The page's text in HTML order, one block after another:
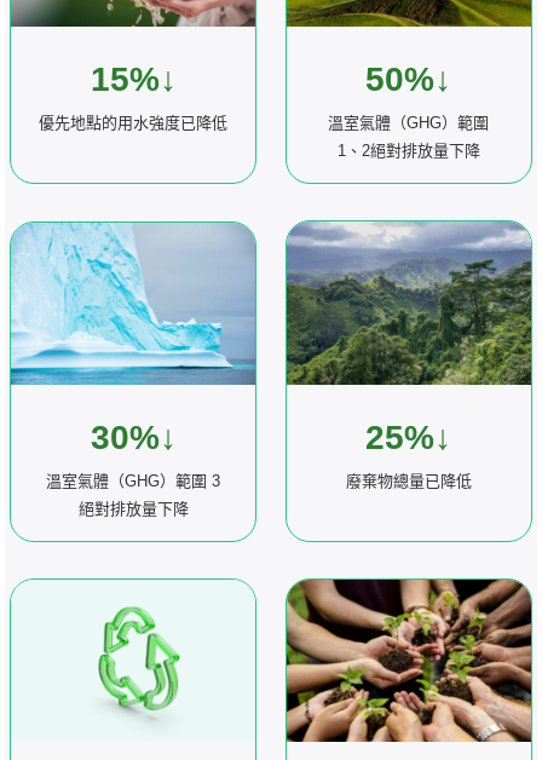
15%↓
優先地點的用水強度已降低
30%↓
溫室氣體（GHG）範圍 3
絕對排放量下降
50%↓
溫室氣體（GHG）範圍
1、2絕對排放量下降
25%↓
廢棄物總量已降低